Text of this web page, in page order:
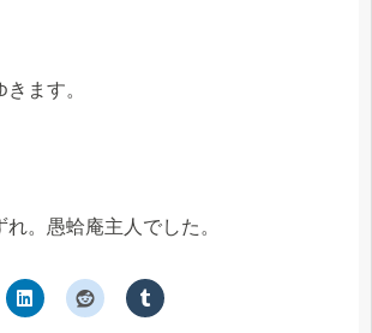
ます。
。愚蛤庵主人でした。